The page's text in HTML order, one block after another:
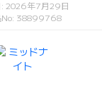
: 2026年7月29日
No: 38899768